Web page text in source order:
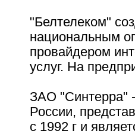
"Белтелеком"
национальным
провайдером
услуг. На
ЗАО "Синтерра"
России,
с 1992 г и